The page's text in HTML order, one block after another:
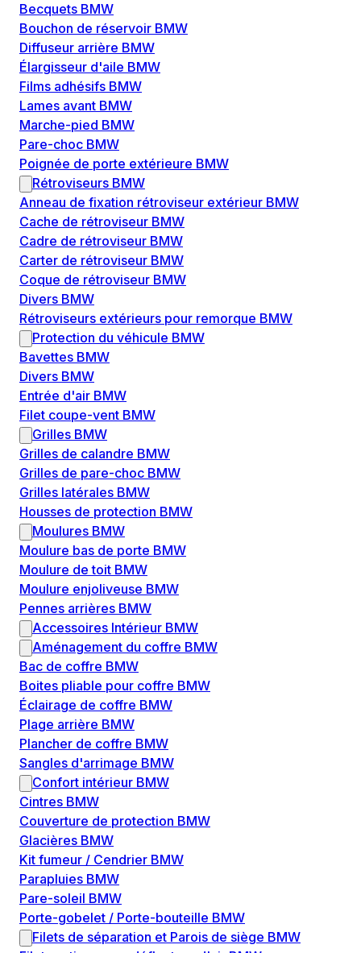
Becquets BMW
Bouchon de réservoir BMW
Diffuseur arrière BMW
Élargisseur d'aile BMW
Films adhésifs BMW
Lames avant BMW
Marche-pied BMW
Pare-choc BMW
Poignée de porte extérieure BMW
Rétroviseurs BMW
Anneau de fixation rétroviseur extérieur BMW
Cache de rétroviseur BMW
Cadre de rétroviseur BMW
Carter de rétroviseur BMW
Coque de rétroviseur BMW
Divers BMW
Rétroviseurs extérieurs pour remorque BMW
Protection du véhicule BMW
Bavettes BMW
Divers BMW
Entrée d'air BMW
Filet coupe-vent BMW
Grilles BMW
Grilles de calandre BMW
Grilles de pare-choc BMW
Grilles latérales BMW
Housses de protection BMW
Moulures BMW
Moulure bas de porte BMW
Moulure de toit BMW
Moulure enjoliveuse BMW
Pennes arrières BMW
Accessoires Intérieur BMW
Aménagement du coffre BMW
Bac de coffre BMW
Boites pliable pour coffre BMW
Éclairage de coffre BMW
Plage arrière BMW
Plancher de coffre BMW
Sangles d'arrimage BMW
Confort intérieur BMW
Cintres BMW
Couverture de protection BMW
Glacières BMW
Kit fumeur / Cendrier BMW
Parapluies BMW
Pare-soleil BMW
Porte-gobelet / Porte-bouteille BMW
Filets de séparation et Parois de siège BMW